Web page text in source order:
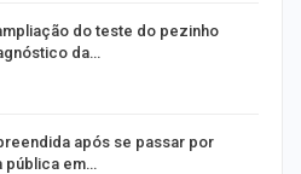
do teste do pezinho
da…
após se passar por
pública em…